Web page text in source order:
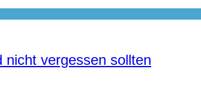
vergessen sollten